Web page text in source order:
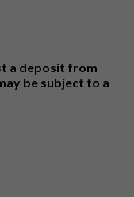
a deposit from
be subject to a